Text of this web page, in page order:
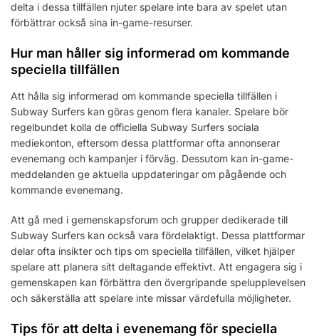
delta i dessa tillfällen njuter spelare inte bara av spelet utan
förbättrar också sina in-game-resurser.
Hur man håller sig informerad om kommande
speciella tillfällen
Att hålla sig informerad om kommande speciella tillfällen i
Subway Surfers kan göras genom flera kanaler. Spelare bör
regelbundet kolla de officiella Subway Surfers sociala
mediekonton, eftersom dessa plattformar ofta annonserar
evenemang och kampanjer i förväg. Dessutom kan in-game-
meddelanden ge aktuella uppdateringar om pågående och
kommande evenemang.
Att gå med i gemenskapsforum och grupper dedikerade till
Subway Surfers kan också vara fördelaktigt. Dessa plattformar
delar ofta insikter och tips om speciella tillfällen, vilket hjälper
spelare att planera sitt deltagande effektivt. Att engagera sig i
gemenskapen kan förbättra den övergripande spelupplevelsen
och säkerställa att spelare inte missar värdefulla möjligheter.
Tips för att delta i evenemang för speciella